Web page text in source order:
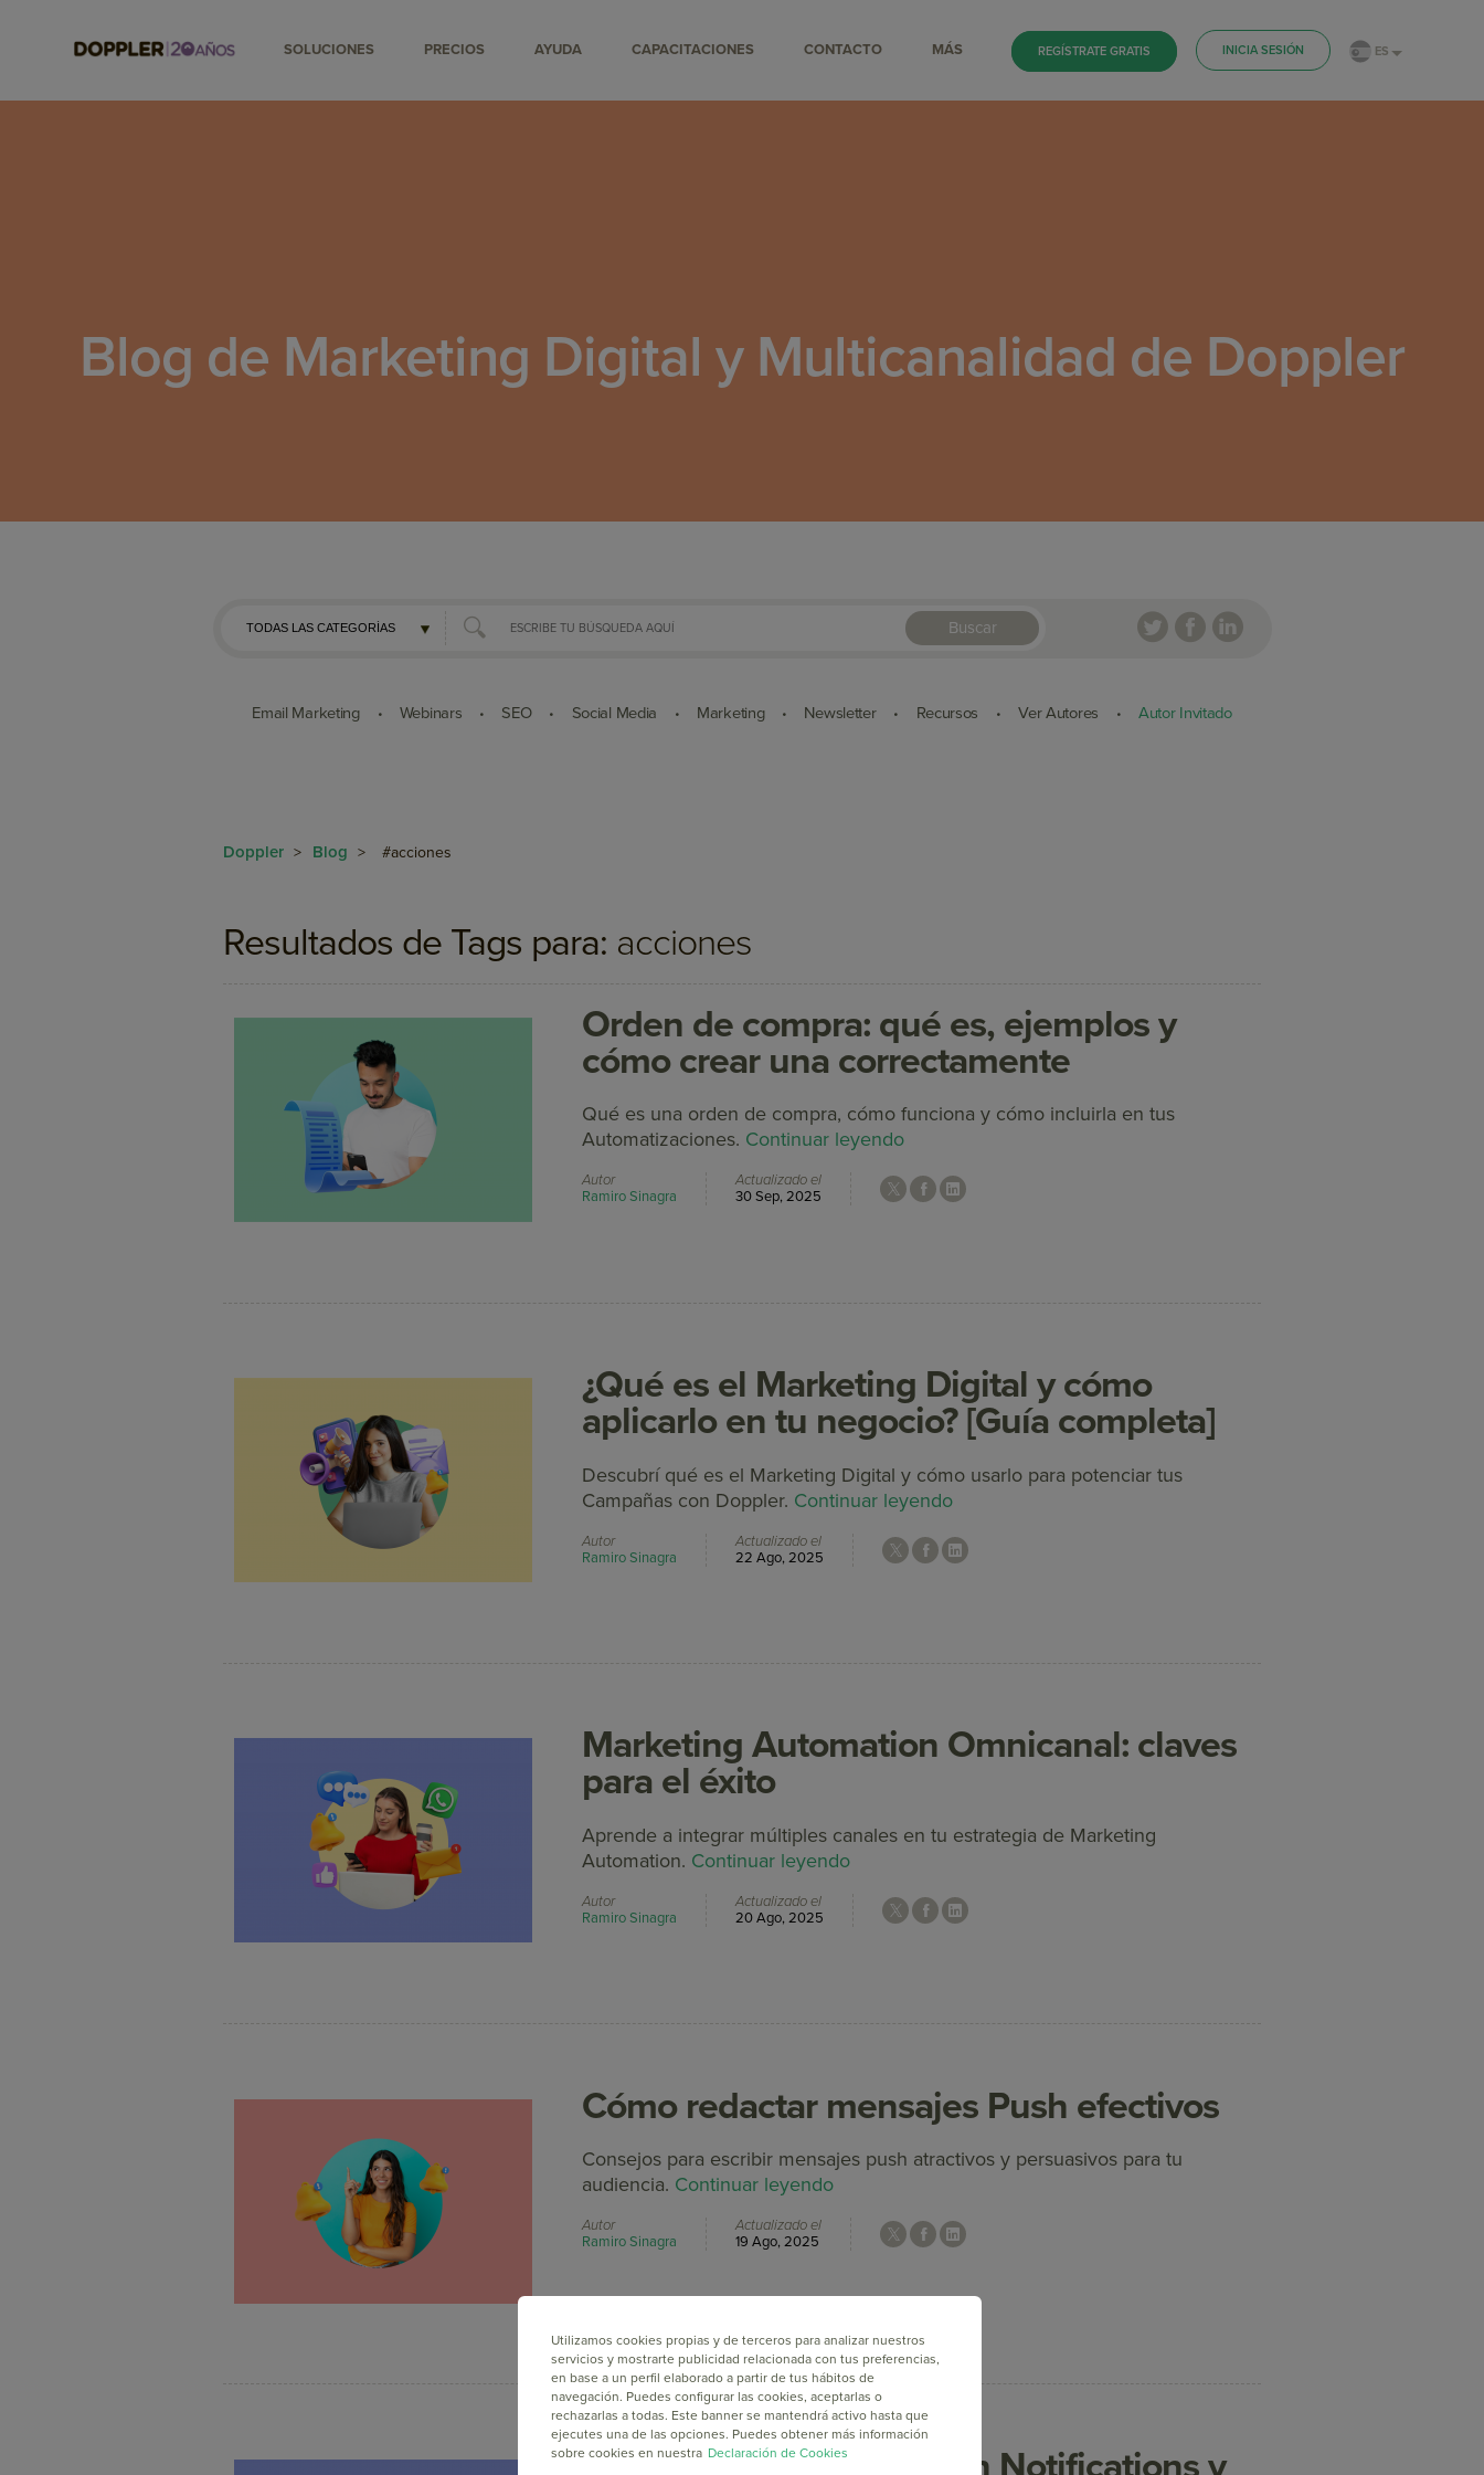
SOLUCIONES PRECIOS AYUDA CAPACITACIONES CONTACTO MÁS REGÍSTRATE GRATIS INICIA SESIÓN ES
Blog de Marketing Digital y Multicanalidad de Doppler
Buscar
Email Marketing • Webinars • SEO • Social Media • Marketing • Newsletter • Recursos • Ver Autores • Autor Invitado
Doppler > Blog > #acciones
Resultados de Tags para: acciones
Orden de compra: qué es, ejemplos y
cómo crear una correctamente
Qué es una orden de compra, cómo funciona y cómo incluirla en tus
Automatizaciones. Continuar leyendo
Autor
Ramiro Sinagra
Actualizado el
30 Sep, 2025
¿Qué es el Marketing Digital y cómo
aplicarlo en tu negocio? [Guía completa]
Descubrí qué es el Marketing Digital y cómo usarlo para potenciar tus
Campañas con Doppler. Continuar leyendo
Autor
Ramiro Sinagra
Actualizado el
22 Ago, 2025
Marketing Automation Omnicanal: claves
para el éxito
Aprende a integrar múltiples canales en tu estrategia de Marketing
Automation. Continuar leyendo
Autor
Ramiro Sinagra
Actualizado el
20 Ago, 2025
Cómo redactar mensajes Push efectivos
Consejos para escribir mensajes push atractivos y persuasivos para tu
audiencia. Continuar leyendo
Autor
Ramiro Sinagra
Actualizado el
19 Ago, 2025
Utilizamos cookies propias y de terceros para analizar nuestros
servicios y mostrarte publicidad relacionada con tus preferencias,
en base a un perfil elaborado a partir de tus hábitos de
navegación. Puedes configurar las cookies, aceptarlas o
rechazarlas a todas. Este banner se mantendrá activo hasta que
ejecutes una de las opciones. Puedes obtener más información
sobre cookies en nuestra Declaración de Cookies